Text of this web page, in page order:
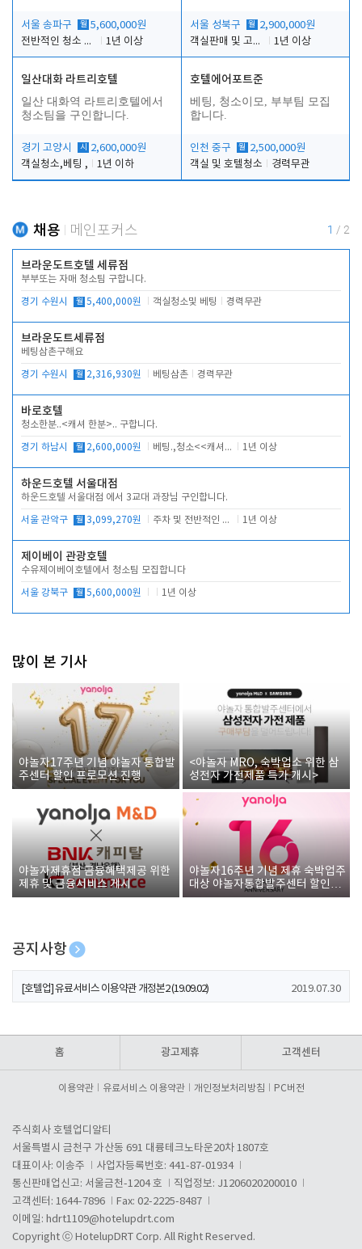
서울 송파구 월 5,600,000원
전반적인 청소 업무(객실청소.객실정리)
1년 이상
서울 성북구 월 2,900,000원
객실판매 및 고객응대
1년 이상
일산대화 라트리호텔
일산 대화역 라트리호텔에서
청소팀을 구인합니다.
경기 고양시 시
2,600,000원
객실청소,베팅 ,
1년 이하
호텔에어포트준
베팅, 청소이모, 부부팀 모집
합니다.
인천 중구 월 2,500,000원
객실 및 호텔청소
경력무관
채용 메인포커스 1 / 2
브라운도트호텔 세류점
부부또는 자매 청소팀 구합니다.
경기 수원시 월 5,400,000원 객실청소및 베팅 경력무관
브라운도트세류점
베팅삼촌구해요
경기 수원시 월 2,316,930원 베팅삼촌 경력무관
바로호텔
청소한분..<캐셔 한분>.. 구합니다.
경기 하남시 월 2,600,000원 베팅.,청소<<캐셔 모셔봅니다. 1년 이상
하운드호텔 서울대점
하운드호텔 서울대점 에서 3교대 과장님 구인합니다.
서울 관악구 월 3,099,270원 주차 및 전반적인 당번업무 1년 이상
제이베이 관광호텔
수유제이베이호텔에서 청소팀 모집합니다
서울 강북구 월 5,600,000원 1년 이상
많이 본 기사
야놀자17주년 기념 야놀자 통합발
주센터 할인 프로모션 진행
<야놀자 MRO, 숙박업소 위한 삼
성전자 가전제품 특가 개시>
야놀자제휴점 금융혜택제공 위한
제휴 및 금융서비스 게시
야놀자16주년 기념 제휴 숙박업주
대상 야놀자통합발주센터 할인쿠
폰 증정
공지사항
[호텔업] 개인정보 처리방침 개정본1 (19.09.02)
[호텔업] 유료서비스 이용약관 개정본2 (19.09.02) 2019.07.30
홈 광고제휴 고객센터
이용약관 유료서비스 이용약관 개인정보처리방침 PC버전
주식회사 호텔업디알티
서울특별시 금천구 가산동 691 대륭테크노타운20차 1807호
대표이사: 이송주
사업자등록번호: 441-87-01934
통신판매업신고: 서울금천-1204 호
직업정보: J1206020200010
고객센터: 1644-7896
Fax: 02-2225-8487
이메일: hdrt1109@hotelupdrt.com
Copyright ⓒ HotelupDRT Corp. All Right Reserved.